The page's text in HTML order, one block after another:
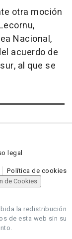
otra moción
Nacional,
acuerdo de
al que se
legal
Política de cookies
de Cookies
la redistribución
de esta web sin su